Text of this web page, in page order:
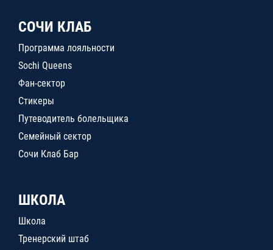
СОЧИ КЛАБ
Программа лояльности
Sochi Queens
Фан-сектор
Стикеры
Путеводитель болельщика
Семейный сектор
Сочи Клаб Бар
ШКОЛА
Школа
Тренерский штаб